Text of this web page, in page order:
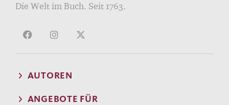
Die Welt im Buch. Seit 1763.
AUTOREN
ANGEBOTE FÜR